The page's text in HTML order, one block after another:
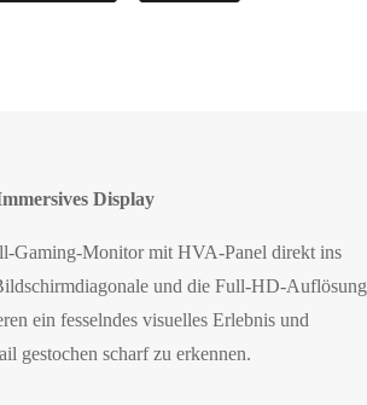
Display
Gaming-Monitor mit HVA-Panel direkt ins
und die Full-HD-Auflösung
ein fesselndes visuelles Erlebnis und
gestochen scharf zu erkennen.